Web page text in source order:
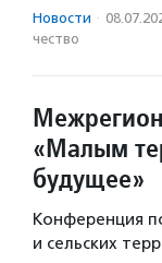
Новости ·
чест­во
«Малым
будущее»
Конференция
и сельских